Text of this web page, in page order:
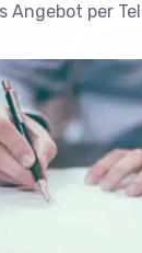
Angebot per